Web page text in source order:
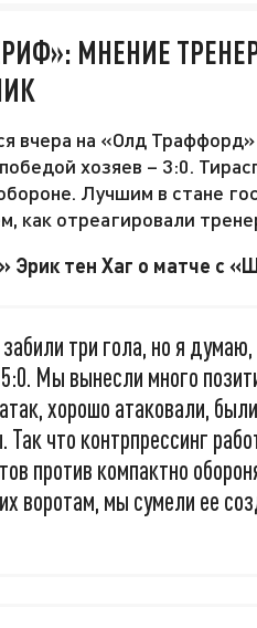
МНЕНИЕ
вчера на «Олд
хозяев – 3:0.
Лучшим в стане
как отреагировали
Эрик тен Хаг о матче с
три гола, но я
Мы вынесли много
хорошо атаковали,
что контрпрессинг
против компактно
воротам, мы сумели ее